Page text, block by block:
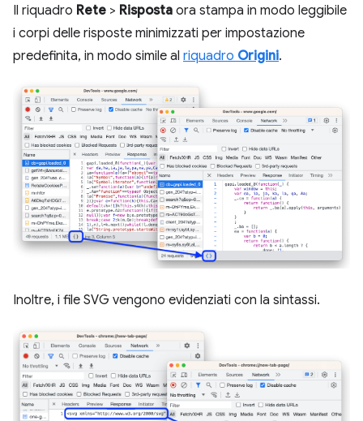
Il riquadro Rete > Risposta ora stampa in modo leggibile
i corpi delle risposte minimizzati per impostazione
predefinita, in modo simile al riquadro Origini.
Inoltre, i file SVG vengono evidenziati con la sintassi.